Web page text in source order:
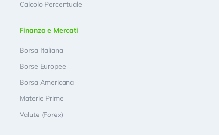
Calcolo Percentuale
Finanza e Mercati
Borsa Italiana
Borse Europee
Borsa Americana
Materie Prime
Valute (Forex)